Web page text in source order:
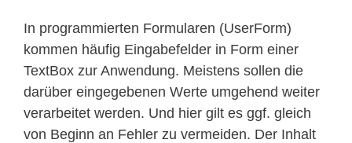
In programmierten Formularen (UserForm)
kommen häufig Eingabefelder in Form einer
TextBox zur Anwendung. Meistens sollen die
darüber eingegebenen Werte umgehend weiter
verarbeitet werden. Und hier gilt es ggf. gleich
von Beginn an Fehler zu vermeiden. Der Inhalt